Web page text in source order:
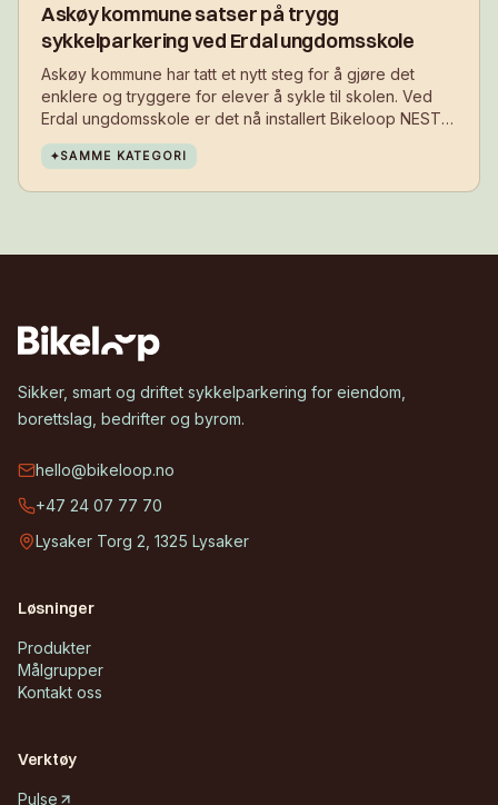
Askøy kommune satser på trygg
sykkelparkering ved Erdal ungdomsskole
Askøy kommune har tatt et nytt steg for å gjøre det
enklere og tryggere for elever å sykle til skolen. Ved
Erdal ungdomsskole er det nå installert Bikeloop NEST,
en smart løsning for sikker sykkelparkering.
✦SAMME KATEGORI
Sikker, smart og driftet sykkelparkering for eiendom,
borettslag, bedrifter og byrom.
hello@bikeloop.no
+47 24 07 77 70
Lysaker Torg 2, 1325 Lysaker
Løsninger
Produkter
Målgrupper
Kontakt oss
Verktøy
Pulse